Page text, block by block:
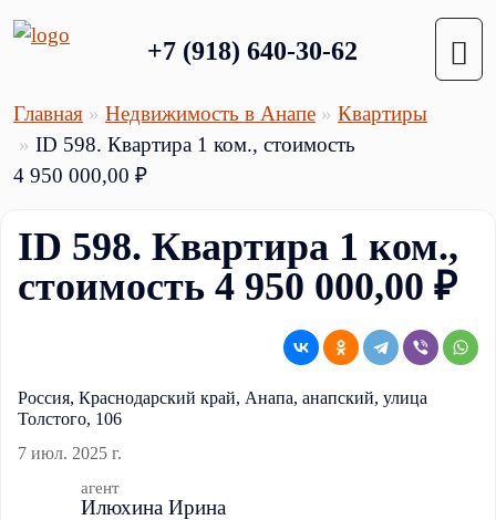
+7 (918) 640-30-62
Главная Недвижимость в Анапе
Квартиры
ID 598. Квартира 1 ком., стоимость
4 950 000,00 ₽
ID 598. Квартира 1 ком.,
стоимость 4 950 000,00 ₽
Россия, Краснодарский край, Анапа, анапский, улица
Толстого, 106
7 июл. 2025 г.
агент
Илюхина Ирина